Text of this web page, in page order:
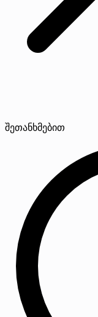
შეთანხმებით